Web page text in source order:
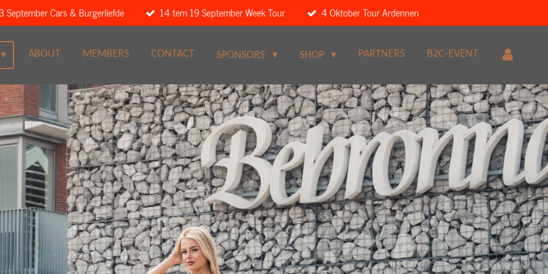
September Cars & Burgerliefde 14 tem 19 September Week Tour 4 Oktober Tour Ardennen
ABOUT MEMBERS CONTACT SPONSORS SHOP PARTNERS B2C-EVENT